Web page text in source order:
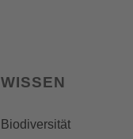
WISSEN
Biodiversität